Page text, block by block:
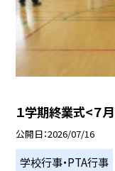
１学期終業式<７月
公開日 2026/07/16
学校行事・PTA行事